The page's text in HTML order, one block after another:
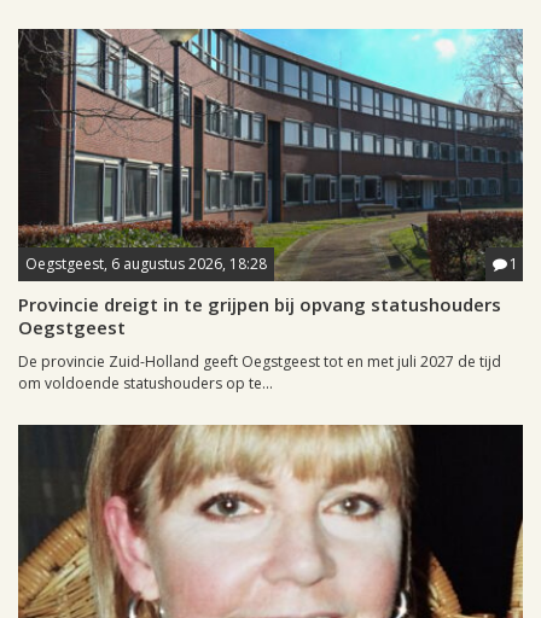
Oegstgeest, 6 augustus 2026, 18:28 1
Provincie dreigt in te grijpen bij opvang statushouders
Oegstgeest
De provincie Zuid-Holland geeft Oegstgeest tot en met juli 2027 de tijd
om voldoende statushouders op te...